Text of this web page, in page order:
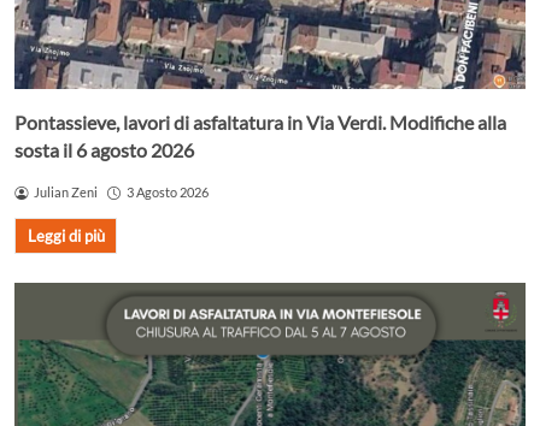
Pontassieve, lavori di asfaltatura in Via Verdi. Modifiche alla
sosta il 6 agosto 2026
Julian Zeni 3 Agosto 2026
Leggi di più